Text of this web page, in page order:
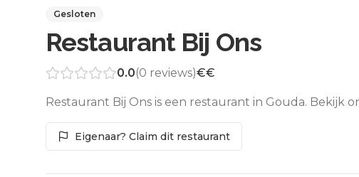
Gesloten
Restaurant Bij Ons
0.0(0 reviews)€€
Restaurant Bij Ons is een restaurant in Gouda. Bekijk
Eigenaar? Claim dit restaurant